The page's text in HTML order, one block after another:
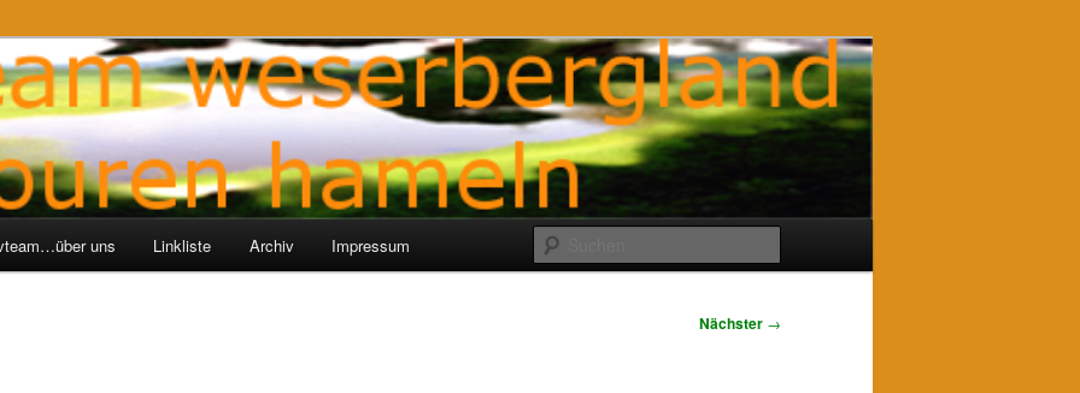
Hameln
uns Linkliste Archiv Impressum
Nächster →